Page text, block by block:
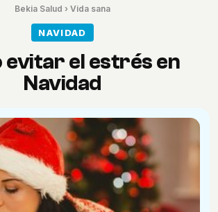
Bekia Salud › Vida sana
NAVIDAD
evitar el estrés en
Navidad